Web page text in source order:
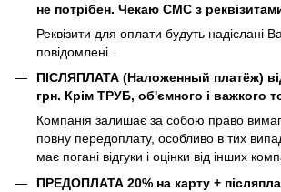
не потрібен. Чекаю СМС з
Реквізити для оплати будуть надіслані
повідомлені.
ПІСЛЯПЛАТА (Наложенный платёж)
грн. Крім ТРУБ, об'ємного і важкого
Компанія залишає за собою право
повну передоплату, особливо в тих
має погані відгуки і оцінки від інших
ПРЕДОПЛАТА 20% на карту +